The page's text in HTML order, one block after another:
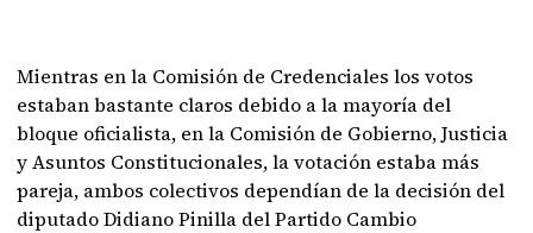
Mientras en la Comisión de Credenciales los votos
estaban bastante claros debido a la mayoría del
bloque oficialista, en la Comisión de Gobierno, Justicia
y Asuntos Constitucionales, la votación estaba más
pareja, ambos colectivos dependían de la decisión del
diputado Didiano Pinilla del Partido Cambio